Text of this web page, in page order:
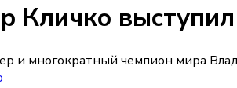
Кличко
и многократный чемпион мира